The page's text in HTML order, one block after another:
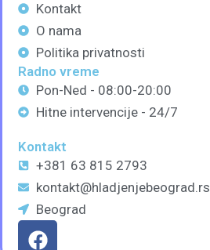
Kontakt
O nama
Politika privatnosti
Radno vreme
Pon-Ned - 08:00-20:00
Hitne intervencije - 24/7
Kontakt
+381 63 815 2793
kontakt@hladjenjebeograd.rs
Beograd
F